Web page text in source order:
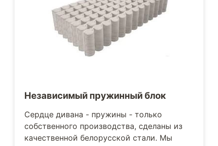
Независимый пружинный блок
Сердце дивана - пружины - только
собственного производства, сделаны из
качественной белорусской стали. Мы